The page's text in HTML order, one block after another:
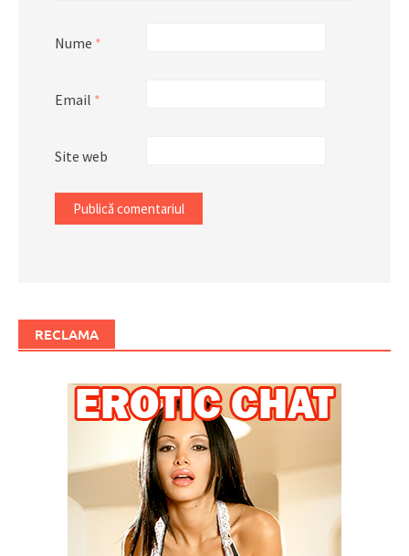
Nume *
Email *
Site web
RECLAMA